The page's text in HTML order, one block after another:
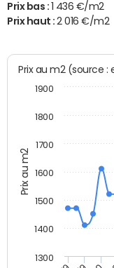
Prix bas : 1 436 €/m2
Prix haut :2 016 €/m2
Prix au m2
Prix au m2
1300
1400
1500
1600
1700
1800
1900